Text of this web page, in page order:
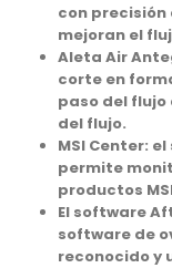
con
mejoran el
Aleta Air
corte en
paso del
del flujo.
MSI Center: el
permite
productos
El software
software de
reconocido y